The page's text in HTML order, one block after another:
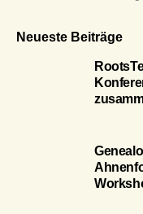
Neueste Beiträge